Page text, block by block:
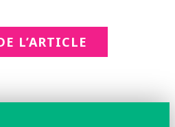
L’ARTICLE